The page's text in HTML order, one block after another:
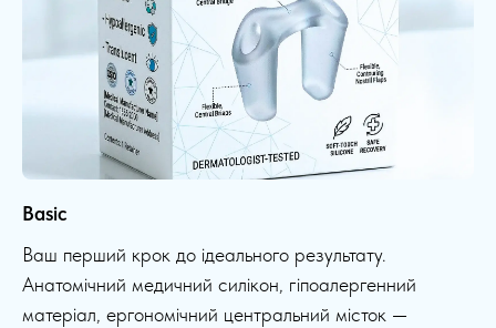
Basic
Ваш перший крок до ідеального результату.
Анатомічний медичний силікон, гіпоалергенний
матеріал, ергономічний центральний місток —